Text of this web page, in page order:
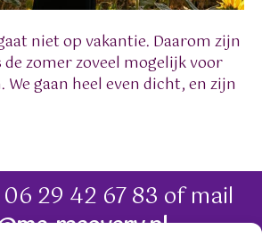
niet op vakantie. Daarom zijn
zomer zoveel mogelijk voor
We gaan heel even dicht, en zijn
06 29 42 67 83 of mail
recovery.nl